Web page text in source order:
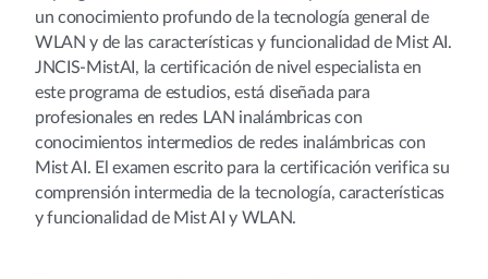
un conocimiento profundo de la tecnología general de
WLAN y de las características y funcionalidad de Mist AI.
JNCIS-MistAI, la certificación de nivel especialista en
este programa de estudios, está diseñada para
profesionales en redes LAN inalámbricas con
conocimientos intermedios de redes inalámbricas con
Mist AI. El examen escrito para la certificación verifica su
comprensión intermedia de la tecnología, características
y funcionalidad de Mist AI y WLAN.